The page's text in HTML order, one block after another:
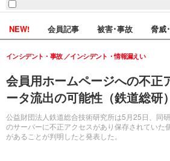
NEW! 会員記事 被害･事故 脅威
会員用ホームページへの不正
ータ流出の可能性（鉄道総研）
公益財団法人鉄道総合技術研究所は5月25日、同
のサーバーに不正アクセスがあり保存されていた
があることが判明したと発表した。
インシデント・事故 インシデント・情報漏えい